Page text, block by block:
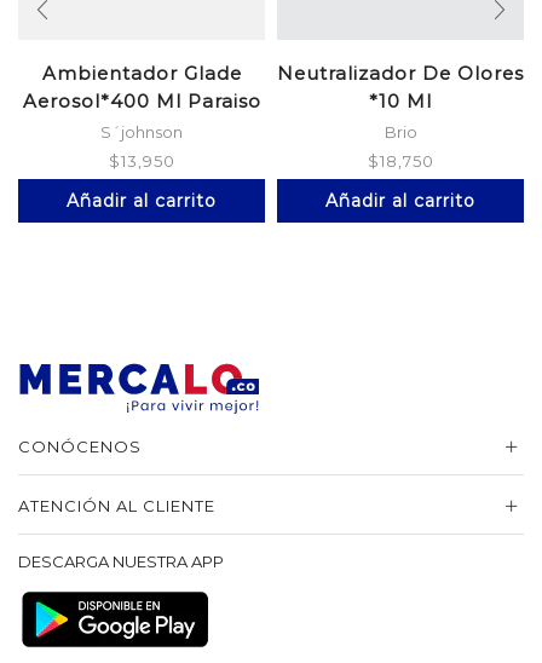
Ambientador Glade
Aerosol*400 Ml Paraiso
Azul
S´johnson
$13,950
Añadir al carrito
Neutralizador De Olores
*10 Ml
Brio
$18,750
Añadir al carrito
CONÓCENOS
ATENCIÓN AL CLIENTE
DESCARGA NUESTRA APP